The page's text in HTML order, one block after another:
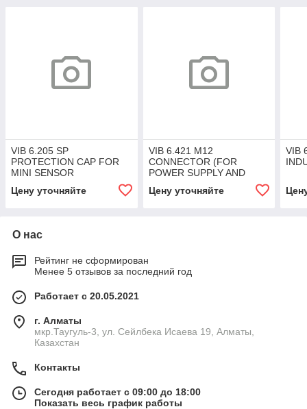
VIB 6.205 SP
PROTECTION CAP FOR
MINI SENSOR
Цену уточняйте
VIB 6.421 M12
CONNECTOR (FOR
POWER SUPPLY AND
Цену уточняйте
VIB
О нас
Рейтинг не сформирован
Менее 5 отзывов за последний год
Работает с 20.05.2021
г. Алматы
мкр.Таугуль-3, ул. Сейлбека Исаева 19, Алматы,
Казахстан
Контакты
Сегодня работает с 09:00 до 18:00
Показать весь график работы